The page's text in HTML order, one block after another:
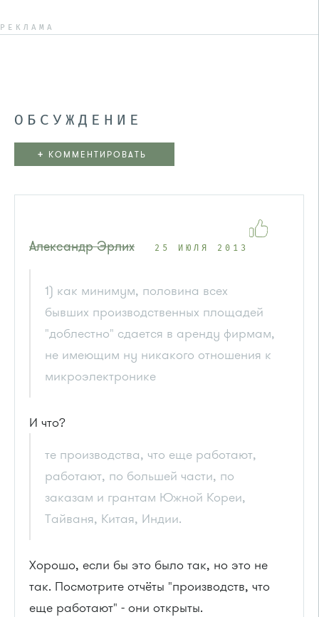
РЕКЛАМА
ОБСУЖДЕНИЕ
+ КОММЕНТИРОВАТЬ
Александр Эрлих 25 ИЮЛЯ 2013
1) как минимум, половина всех
бывших производственных площадей
"доблестно" сдается в аренду фирмам,
не имеющим ну никакого отношения к
микроэлектронике
И что?
те производства, что еще работают,
работают, по большей части, по
заказам и грантам Южной Кореи,
Тайваня, Китая, Индии.
Хорошо, если бы это было так, но это не
так. Посмотрите отчёты "производств, что
еще работают" - они открыты.